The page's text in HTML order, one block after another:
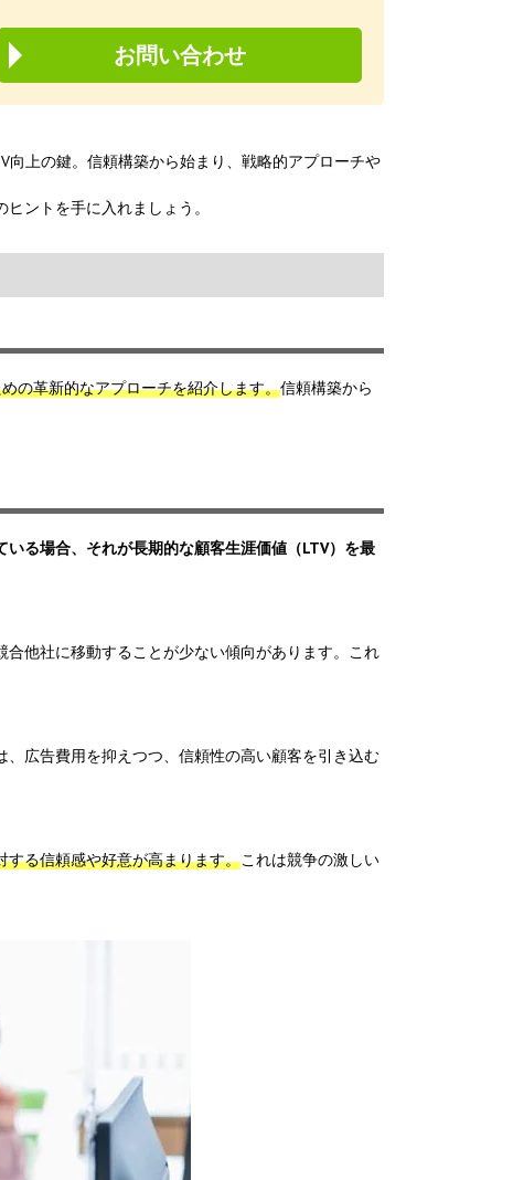
お問い合わせ
向上の鍵。信頼構築から始まり、戦略的アプローチや
ントを手に入れましょう。
の革新的なアプローチを紹介します。信頼構築から
る場合、それが長期的な顧客生涯価値（LTV）を最
他社に移動することが少ない傾向があります。これ
広告費用を抑えつつ、信頼性の高い顧客を引き込む
する信頼感や好意が高まります。これは競争の激しい